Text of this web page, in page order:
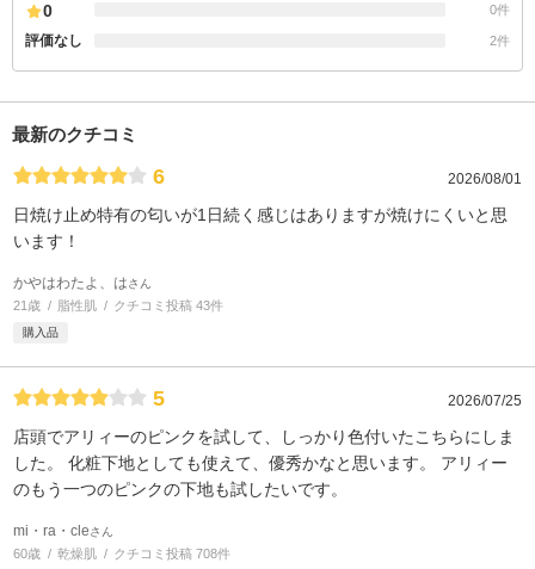
0 0件
評価なし 2件
最新のクチコミ
6 2026/08/01
日焼け止め特有の匂いが1日続く感じはありますが焼けにくいと思
います！
かやはわたよ、はさん
21歳 脂性肌 クチコミ投稿 43件
購入品
5 2026/07/25
店頭でアリィーのピンクを試して、しっかり色付いたこちらにしま
した。 化粧下地としても使えて、優秀かなと思います。 アリィー
のもう一つのピンクの下地も試したいです。
mi・ra・cleさん
60歳 乾燥肌 クチコミ投稿 708件